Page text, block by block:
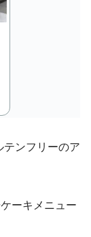
テンフリーのア
ーキメニュー